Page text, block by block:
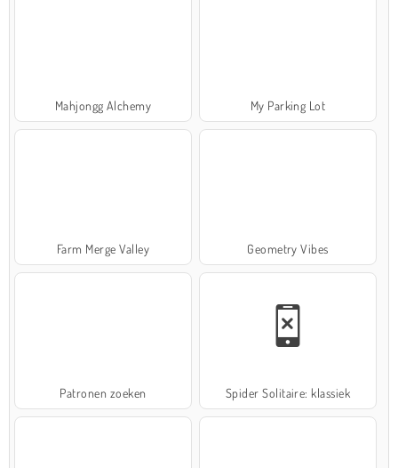
Mahjongg Alchemy My Parking Lot
Farm Merge Valley Geometry Vibes
Patronen zoeken Spider Solitaire: klassiek